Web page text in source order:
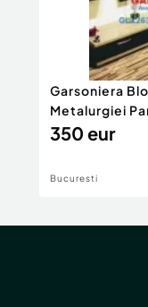
Garsoniera
Metalurgiei
350 eur
Bucuresti